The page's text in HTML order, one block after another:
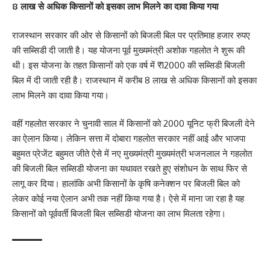
8 लाख से अधिक किसानों को इसका लाभ मिलने का दावा किया गया
राजस्थान सरकार की ओर से किसानों को बिजली बिल पर प्रतिमाह हजार रुपए
की सब्सिडी दी जाती है। यह योजना पूर्व मुख्यमंत्री अशोक गहलोत ने शुरू की
थी। इस योजना के तहत किसानों को एक वर्ष में ₹12000 की सब्सिडी बिजली
बिल में दी जाती रही है। राजस्थान में करीब 8 लाख से अधिक किसानों को इसका
लाभ मिलने का दावा किया गया।
वहीं गहलोत सरकार ने चुनावी साल में किसानों को 2000 यूनिट फ्री बिजली देने
का ऐलान किया। लेकिन सत्ता में दोबारा गहलोत सरकार नहीं आई और भाजपा
बहुमत प्रेजेंट बहुमत जीते ऐसे में नए मुख्यमंत्री मुख्यमंत्री भजनलाल ने गहलोत
की बिजली बिल सब्सिडी योजना का यथावत रखते हुए संशोधन के साथ फिर से
लागू कर दिया। हालांकि अभी किसानों के कृषि कनेक्शन पर बिजली बिल को
लेकर कोई नया ऐलान अभी तक नहीं किया गया है। ऐसे में माना जा रहा है यह
किसानों को पूर्ववर्ती बिजली बिल सब्सिडी योजना का लाभ मिलता रहेगा।